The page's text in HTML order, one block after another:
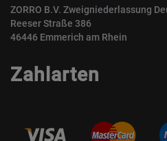
ZORRO B.V. Zweigniederlassung
Reeser Straße 386
46446 Emmerich am Rhein
Zahlarten